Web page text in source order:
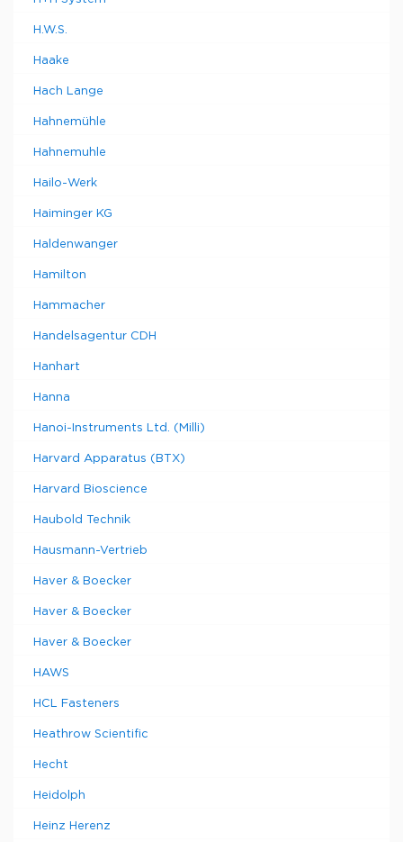
H.W.S.
Haake
Hach Lange
Hahnemühle
Hahnemuhle
Hailo-Werk
Haiminger KG
Haldenwanger
Hamilton
Hammacher
Handelsagentur CDH
Hanhart
Hanna
Hanoi-Instruments Ltd. (Milli)
Harvard Apparatus (BTX)
Harvard Bioscience
Haubold Technik
Hausmann-Vertrieb
Haver & Boecker
Haver & Boecker
Haver & Boecker
HAWS
HCL Fasteners
Heathrow Scientific
Hecht
Heidolph
Heinz Herenz